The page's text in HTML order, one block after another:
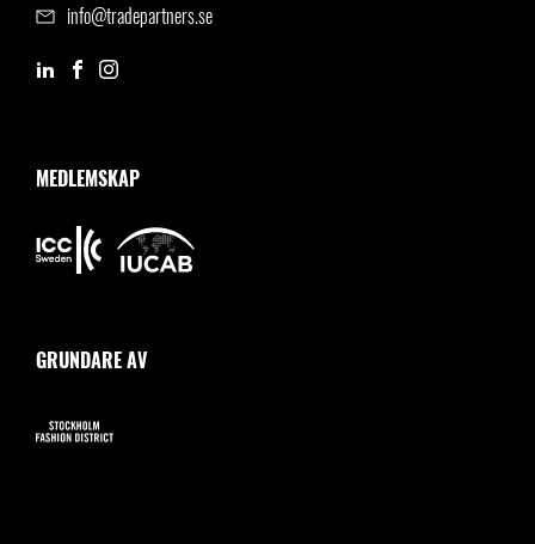
info@tradepartners.se
MEDLEMSKAP
GRUNDARE AV